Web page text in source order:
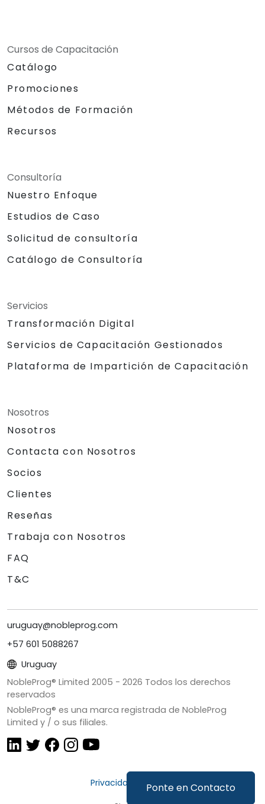
Ponte en Contacto
Cursos de Capacitación
Catálogo
Promociones
Métodos de Formación
Recursos
Consultoría
Nuestro Enfoque
Estudios de Caso
Solicitud de consultoría
Catálogo de Consultoría
Servicios
Transformación Digital
Servicios de Capacitación Gestionados
Plataforma de Impartición de Capacitación
Nosotros
Nosotros
Contacta con Nosotros
Socios
Clientes
Reseñas
Trabaja con Nosotros
FAQ
T&C
uruguay@nobleprog.com
+57 601 5088267
Uruguay
NobleProg® Limited 2005 - 2026 Todos los derechos
reservados
NobleProg® es una marca registrada de NobleProg
Limited y / o sus filiales.
Privacidad y Cookies